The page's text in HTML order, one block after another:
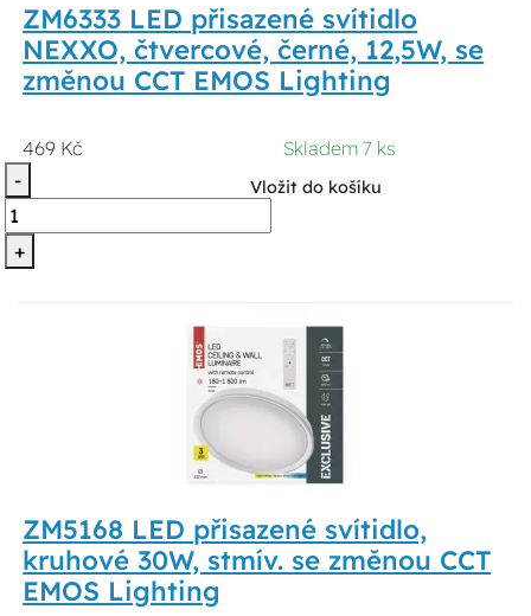
ZM6333 LED přisazené svítidlo
NEXXO, čtvercové, černé, 12,5W, se
změnou CCT EMOS Lighting
469 Kč
Skladem 7 ks
-
+
Vložit do košíku
ZM5168 LED přisazené svítidlo,
kruhové 30W, stmív. se změnou CCT
EMOS Lighting